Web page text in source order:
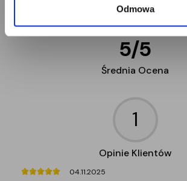
Odmowa
5/5
Średnia Ocena
1
Opinie Klientów
04.11.2025